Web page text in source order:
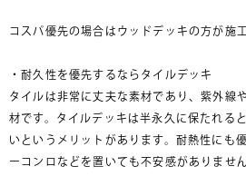
コスパ優先の場合はウッドデッキの方が施
・耐久性を優先するならタイルデッキ
タイルは非常に丈夫な素材であり、紫外線
材です。タイルデッキは半永久に保たれる
いというメリットがあります。耐熱性にも
ーコンロなどを置いても不安感がありません